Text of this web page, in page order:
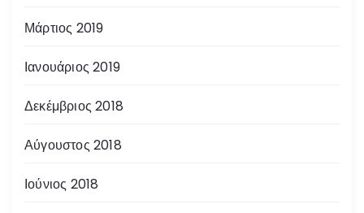
Μάρτιος 2019
Ιανουάριος 2019
Δεκέμβριος 2018
Αύγουστος 2018
Ιούνιος 2018